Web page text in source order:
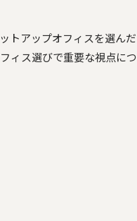
トアップオフィスを選んだ
ィス選びで重要な視点につ